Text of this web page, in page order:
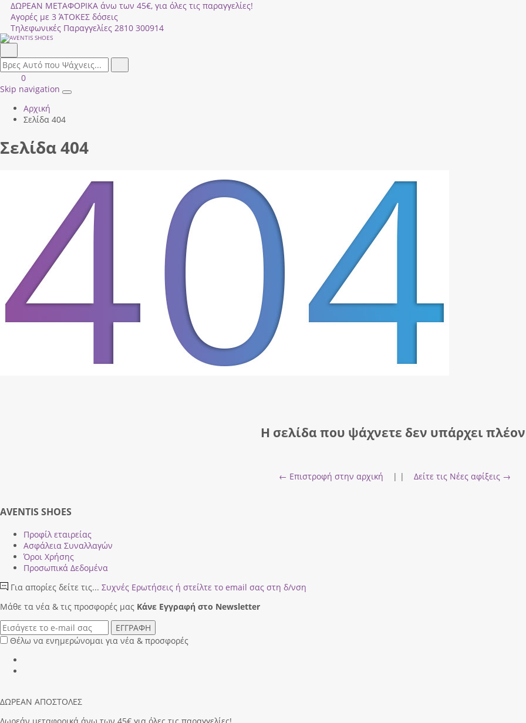
ΔΩΡΕΑΝ ΜΕΤΑΦΟΡΙΚΑ άνω των 45€, για όλες τις παραγγελίες!
Αγορές με 3 ΆΤΟΚΕΣ δόσεις
Τηλεφωνικές Παραγγελίες 2810 300914
field.search
Είσοδος
|
ΚΑΛΑΘΙ
ΑΓΟΡΩΝ
0
Skip navigation
Toggle
Αρχική
Σελίδα 404
Σελίδα 404
Η σελίδα που ψάχνετε δεν υπάρχει
← Επιστροφή στην αρχική | | Δείτε τις Νέες αφίξεις →
AVENTIS SHOES
Προφίλ εταιρείας
Ασφάλεια Συναλλαγών
Όροι Χρήσης
Προσωπικά Δεδομένα
Για απορίες δείτε τις... Συχνές Ερωτήσεις ή στείλτε το email σας στη δ/νση
Μάθε τα νέα & τις προσφορές μας Κάνε Eγγραφή στο Newsletter
ΕΓΓΡΑΦΗ
Θέλω να ενημερώνομαι για νέα & προσφορές
ΔΩΡΕΑΝ ΑΠΟΣΤΟΛΕΣ